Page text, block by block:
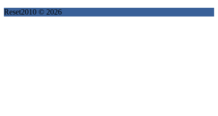
Reset2010 © 2026